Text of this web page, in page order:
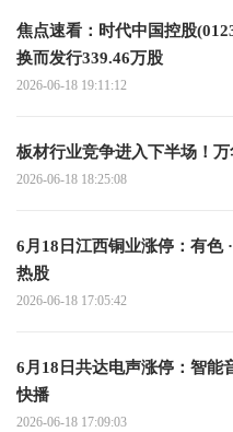
焦点速看：时代中国控股
换而发行339.46万股
2026-06-18 19:11:12
板材行业竞争进入下半场！
2026-06-18 18:25:08
6月18日江西铜业涨停：有色
热股
2026-06-18 17:05:42
6月18日共达电声涨停：智能
快播
2026-06-18 17:09:03